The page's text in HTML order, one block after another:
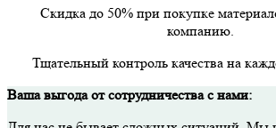
Скидка до 50% при покупке
компанию.
Тщательный контроль качества на
Ваша выгода от сотрудничества с нами: